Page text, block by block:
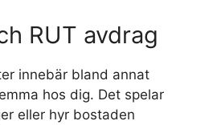
RUT avdrag
innebär bland annat
hos dig. Det spelar
eller hyr bostaden